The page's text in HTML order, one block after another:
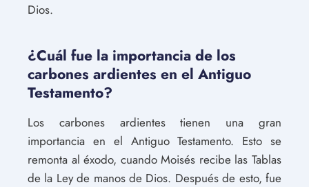
Dios.
¿Cuál fue la importancia de los
carbones ardientes en el Antiguo
Testamento?
Los carbones ardientes tienen una gran
importancia en el Antiguo Testamento. Esto se
remonta al éxodo, cuando Moisés recibe las Tablas
de la Ley de manos de Dios. Después de esto, fue